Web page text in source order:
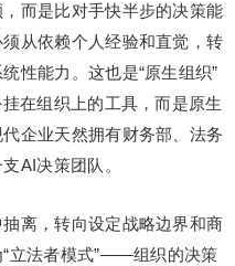
而是比对手快半步的决策能
从依赖个人经验和直觉，转
性能力。这也是“原生组织”
在组织上的工具，而是原生
企业天然拥有财务部、法务
AI决策团队。
离，转向设定战略边界和商
立法者模式”——组织的决策